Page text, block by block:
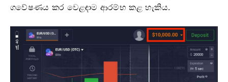
ගවේෂණය කර වෙළඳාම ආරම්භ කළ හැකිය.